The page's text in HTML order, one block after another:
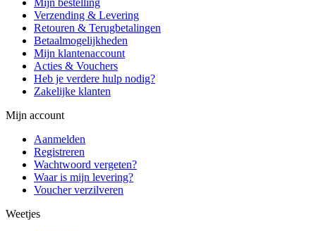
Mijn bestelling
Verzending & Levering
Retouren & Terugbetalingen
Betaalmogelijkheden
Mijn klantenaccount
Acties & Vouchers
Heb je verdere hulp nodig?
Zakelijke klanten
Mijn account
Aanmelden
Registreren
Wachtwoord vergeten?
Waar is mijn levering?
Voucher verzilveren
Weetjes